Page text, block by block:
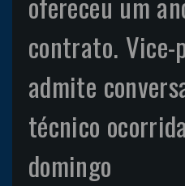
contrato. Vice-
admite
técnico
domingo